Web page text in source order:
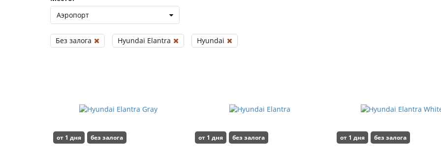
от 1 дня без залога от 1 дня без залога от 1 дня без залога
Аэропорт
Без залога Hyundai Elantra Hyundai